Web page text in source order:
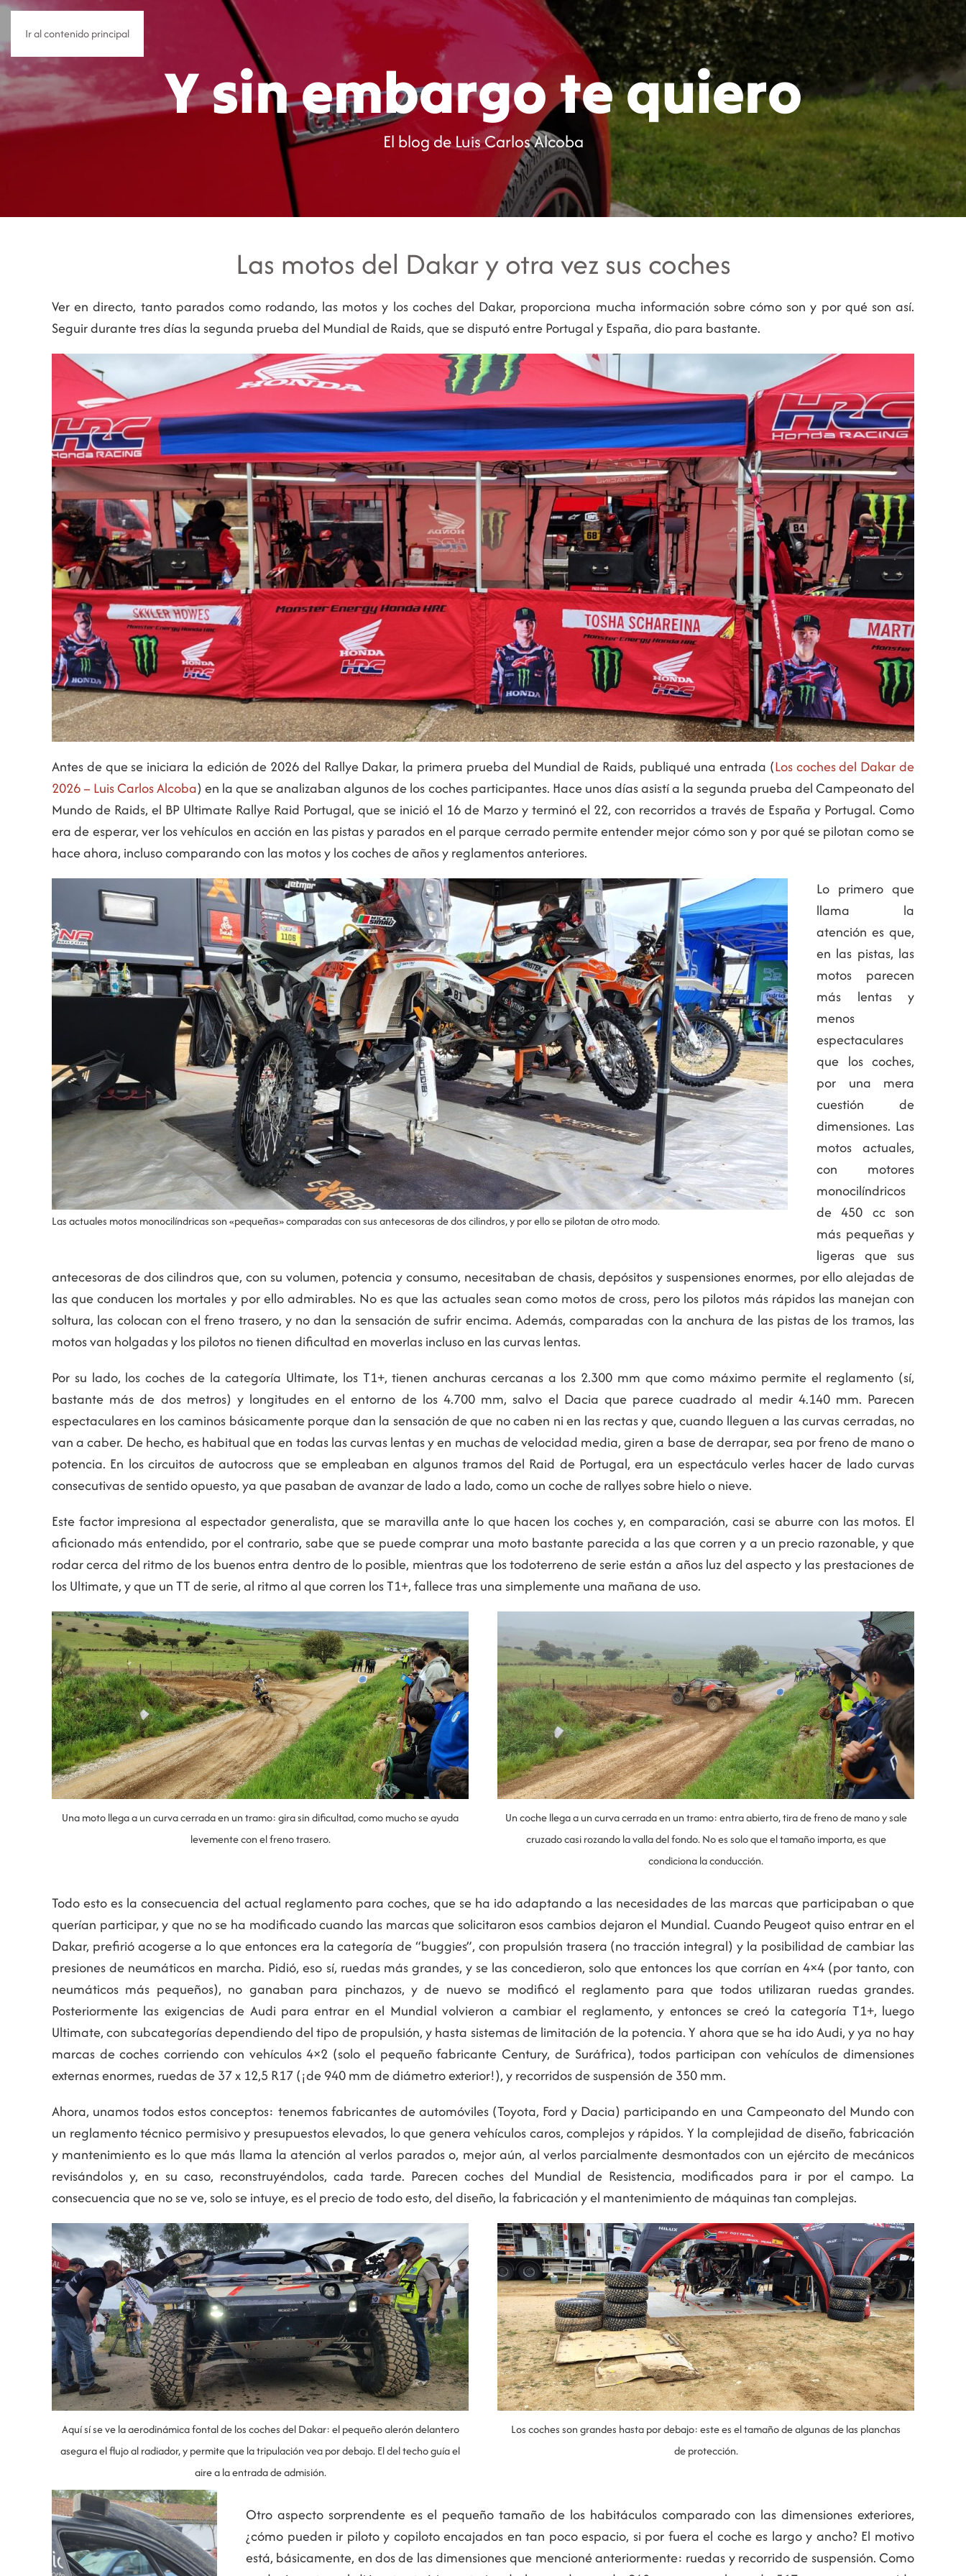
Ir al contenido principal Blog Categorías Suscripción Sobre mí
Y sin embargo te quiero
El blog de Luis Carlos Alcoba
Las motos del Dakar y otra vez sus coches
Ver en directo, tanto parados como rodando, las motos y los coches del Dakar, proporciona mucha información sobre cómo son y por qué son así.
Seguir durante tres días la segunda prueba del Mundial de Raids, que se disputó entre Portugal y España, dio para bastante.
Antes de que se iniciara la edición de 2026 del Rallye Dakar, la primera prueba del Mundial de Raids, publiqué una entrada (Los coches del Dakar de
2026 – Luis Carlos Alcoba) en la que se analizaban algunos de los coches participantes. Hace unos días asistí a la segunda prueba del Campeonato del
Mundo de Raids, el BP Ultimate Rallye Raid Portugal, que se inició el 16 de Marzo y terminó el 22, con recorridos a través de España y Portugal. Como
era de esperar, ver los vehículos en acción en las pistas y parados en el parque cerrado permite entender mejor cómo son y por qué se pilotan como se
hace ahora, incluso comparando con las motos y los coches de años y reglamentos anteriores.
Las actuales motos monocilíndricas son «pequeñas» comparadas con sus antecesoras de dos cilindros, y por ello se pilotan de otro modo.
Lo primero que
llama la
atención es que,
en las pistas, las
motos parecen
más lentas y
menos
espectaculares
que los coches,
por una mera
cuestión de
dimensiones. Las
motos actuales,
con motores
monocilíndricos
de 450 cc son
más pequeñas y
ligeras que sus
antecesoras de dos cilindros que, con su volumen, potencia y consumo, necesitaban de chasis, depósitos y suspensiones enormes, por ello alejadas de
las que conducen los mortales y por ello admirables. No es que las actuales sean como motos de cross, pero los pilotos más rápidos las manejan con
soltura, las colocan con el freno trasero, y no dan la sensación de sufrir encima. Además, comparadas con la anchura de las pistas de los tramos, las
motos van holgadas y los pilotos no tienen dificultad en moverlas incluso en las curvas lentas.
Por su lado, los coches de la categoría Ultimate, los T1+, tienen anchuras cercanas a los 2.300 mm que como máximo permite el reglamento (sí,
bastante más de dos metros) y longitudes en el entorno de los 4.700 mm, salvo el Dacia que parece cuadrado al medir 4.140 mm. Parecen
espectaculares en los caminos básicamente porque dan la sensación de que no caben ni en las rectas y que, cuando lleguen a las curvas cerradas, no
van a caber. De hecho, es habitual que en todas las curvas lentas y en muchas de velocidad media, giren a base de derrapar, sea por freno de mano o
potencia. En los circuitos de autocross que se empleaban en algunos tramos del Raid de Portugal, era un espectáculo verles hacer de lado curvas
consecutivas de sentido opuesto, ya que pasaban de avanzar de lado a lado, como un coche de rallyes sobre hielo o nieve.
Este factor impresiona al espectador generalista, que se maravilla ante lo que hacen los coches y, en comparación, casi se aburre con las motos. El
aficionado más entendido, por el contrario, sabe que se puede comprar una moto bastante parecida a las que corren y a un precio razonable, y que
rodar cerca del ritmo de los buenos entra dentro de lo posible, mientras que los todoterreno de serie están a años luz del aspecto y las prestaciones de
los Ultimate, y que un TT de serie, al ritmo al que corren los T1+, fallece tras una simplemente una mañana de uso.
Una moto llega a un curva cerrada en un tramo: gira sin dificultad, como mucho se ayuda
levemente con el freno trasero.
Un coche llega a un curva cerrada en un tramo: entra abierto, tira de freno de mano y sale
cruzado casi rozando la valla del fondo. No es solo que el tamaño importa, es que
condiciona la conducción.
Todo esto es la consecuencia del actual reglamento para coches, que se ha ido adaptando a las necesidades de las marcas que participaban o que
querían participar, y que no se ha modificado cuando las marcas que solicitaron esos cambios dejaron el Mundial. Cuando Peugeot quiso entrar en el
Dakar, prefirió acogerse a lo que entonces era la categoría de “buggies”, con propulsión trasera (no tracción integral) y la posibilidad de cambiar las
presiones de neumáticos en marcha. Pidió, eso sí, ruedas más grandes, y se las concedieron, solo que entonces los que corrían en 4×4 (por tanto, con
neumáticos más pequeños), no ganaban para pinchazos, y de nuevo se modificó el reglamento para que todos utilizaran ruedas grandes.
Posteriormente las exigencias de Audi para entrar en el Mundial volvieron a cambiar el reglamento, y entonces se creó la categoría T1+, luego
Ultimate, con subcategorías dependiendo del tipo de propulsión, y hasta sistemas de limitación de la potencia. Y ahora que se ha ido Audi, y ya no hay
marcas de coches corriendo con vehículos 4×2 (solo el pequeño fabricante Century, de Suráfrica), todos participan con vehículos de dimensiones
externas enormes, ruedas de 37 x 12,5 R17 (¡de 940 mm de diámetro exterior!), y recorridos de suspensión de 350 mm.
Ahora, unamos todos estos conceptos: tenemos fabricantes de automóviles (Toyota, Ford y Dacia) participando en una Campeonato del Mundo con
un reglamento técnico permisivo y presupuestos elevados, lo que genera vehículos caros, complejos y rápidos. Y la complejidad de diseño, fabricación
y mantenimiento es lo que más llama la atención al verlos parados o, mejor aún, al verlos parcialmente desmontados con un ejército de mecánicos
revisándolos y, en su caso, reconstruyéndolos, cada tarde. Parecen coches del Mundial de Resistencia, modificados para ir por el campo. La
consecuencia que no se ve, solo se intuye, es el precio de todo esto, del diseño, la fabricación y el mantenimiento de máquinas tan complejas.
Aquí sí se ve la aerodinámica fontal de los coches del Dakar: el pequeño alerón delantero
asegura el flujo al radiador, y permite que la tripulación vea por debajo. El del techo guía el
aire a la entrada de admisión.
Los coches son grandes hasta por debajo: este es el tamaño de algunas de las planchas
de protección.
Otro aspecto sorprendente es el pequeño tamaño de los habitáculos comparado con las dimensiones exteriores,
¿cómo pueden ir piloto y copiloto encajados en tan poco espacio, si por fuera el coche es largo y ancho? El motivo
está, básicamente, en dos de las dimensiones que mencioné anteriormente: ruedas y recorrido de suspensión. Como